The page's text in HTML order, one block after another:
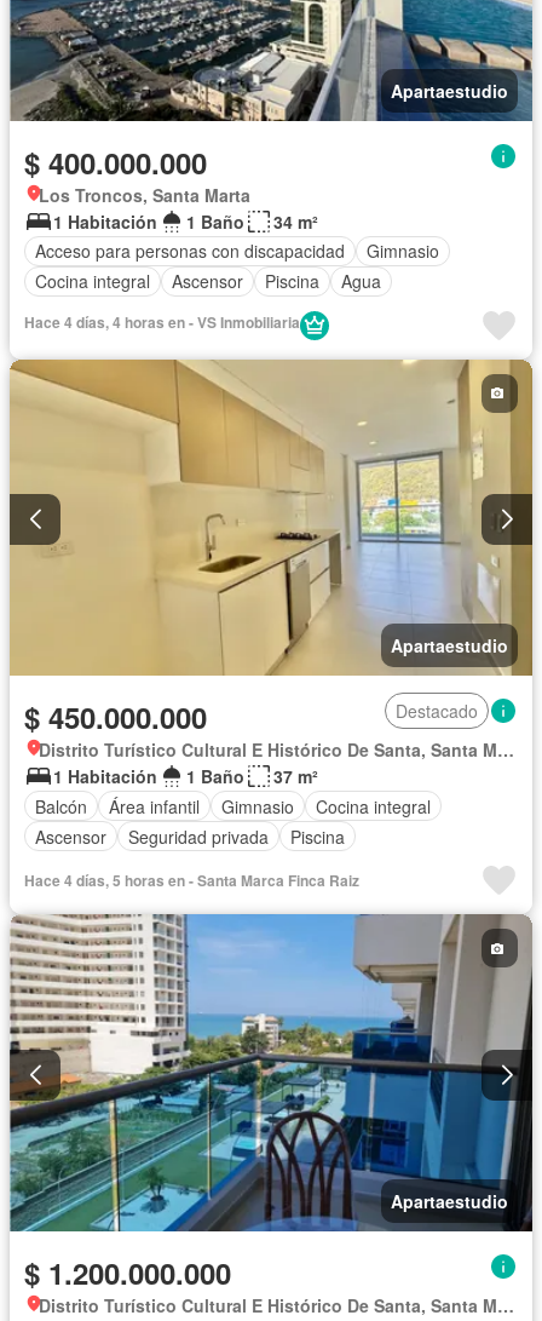
Apartaestudio
$ 400.000.000
Los Troncos, Santa Marta
1 Habitación
1 Baño
34 m²
Acceso para personas con discapacidad
Gimnasio
Cocina integral
Ascensor Piscina Agua
Hace 4 días, 4 horas en - VS Inmobiliaria
Apartaestudio
$ 450.000.000
Destacado
Distrito Turístico Cultural E Histórico De Santa, Santa Marta
1 Habitación
1 Baño
37 m²
Balcón
Área infantil Gimnasio
Cocina integral
Ascensor
Seguridad privada Piscina
Hace 4 días, 5 horas en - Santa Marca Finca Raiz
Apartaestudio
$ 1.200.000.000
Distrito Turístico Cultural E Histórico De Santa, Santa Marta